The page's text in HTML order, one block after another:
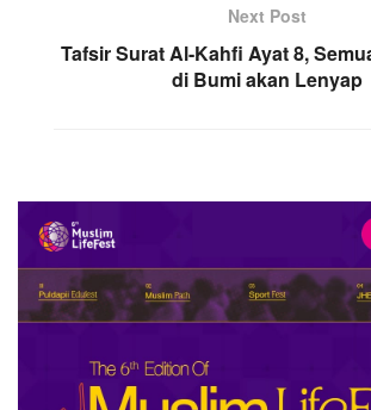
Next Post
Tafsir Surat Al-Kahfi Ayat 8,
di Bumi akan Lenyap